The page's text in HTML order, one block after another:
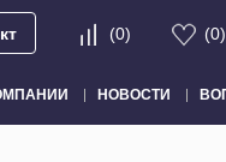
(0) (0)
НОВОСТИ